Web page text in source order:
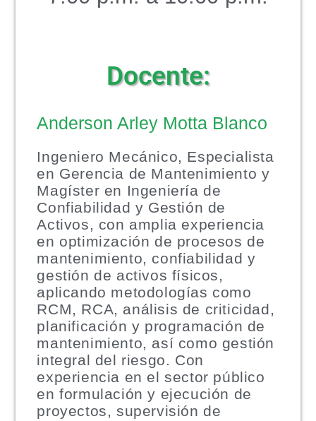
Docente:
Anderson Arley Motta Blanco
Ingeniero Mecánico, Especialista
en Gerencia de Mantenimiento y
Magíster en Ingeniería de
Confiabilidad y Gestión de
Activos, con amplia experiencia
en optimización de procesos de
mantenimiento, confiabilidad y
gestión de activos físicos,
aplicando metodologías como
RCM, RCA, análisis de criticidad,
planificación y programación de
mantenimiento, así como gestión
integral del riesgo. Con
experiencia en el sector público
en formulación y ejecución de
proyectos, supervisión de